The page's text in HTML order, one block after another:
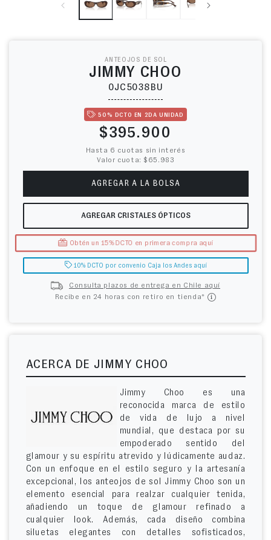
ANTEOJOS DE SOL
JIMMY CHOO
0JC5038BU
50% DCTO EN 2DA UNIDAD
Precio habitual
$395.900
Hasta 6 cuotas sin interés
Valor cuota: $65.983
AGREGAR A LA BOLSA
AGREGAR CRISTALES ÓPTICOS
Obtén un 15% DCTO en primera compra aquí
10% DCTO por convenio Caja los Andes aquí
Consulta plazos de entrega en Chile aquí
Recibe en 24 horas con retiro en tienda*
ACERCA DE JIMMY CHOO
Jimmy Choo es una
reconocida marca de estilo
de vida de lujo a nivel
mundial, que destaca por su
empoderado sentido del
glamour y su espíritu atrevido y lúdicamente audaz.
Con un enfoque en el estilo seguro y la artesanía
excepcional, los anteojos de sol Jimmy Choo son un
elemento esencial para realzar cualquier tenida,
añadiendo un toque de glamour refinado a
cualquier look. Además, cada diseño combina
siluetas elegantes con detalles sofisticados,